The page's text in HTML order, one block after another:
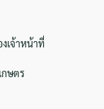
เจ้าหน้าที่
กษตร